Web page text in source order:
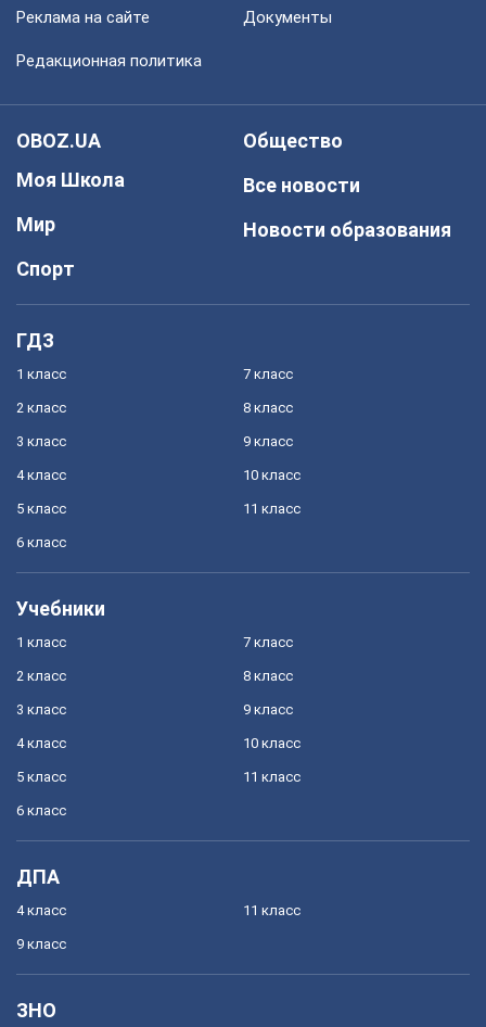
Реклама на сайте Документы
Редакционная политика
OBOZ.UA
Моя Школа
Мир
Спорт
Общество
Все новости
Новости образования
ГДЗ
1 класс
2 класс
3 класс
4 класс
5 класс
6 класс
7 класс
8 класс
9 класс
10 класс
11 класс
Учебники
1 класс
2 класс
3 класс
4 класс
5 класс
6 класс
7 класс
8 класс
9 класс
10 класс
11 класс
ДПА
4 класс
9 класс
11 класс
ЗНО